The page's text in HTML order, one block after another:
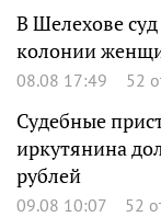
В Шелехове
колонии
08.08 17:49 52
Судебные
иркутянина
рублей
09.08 10:07 52